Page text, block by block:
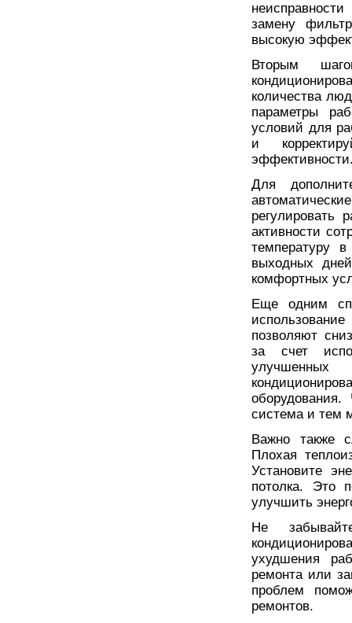
замену
высокую
Вторым
количества
параметры
условий для
и
Для
регулировать
активности
температуру
выходных
комфортных
Еще одним
позволяют
за счет
система и тем
Важно также
Плохая
Установите
потолка. Это
улучшить
Не
ухудшения
ремонта или
проблем
ремонтов.